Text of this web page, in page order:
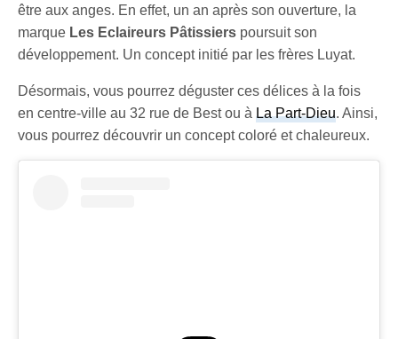
être aux anges. En effet, un an après son ouverture, la
marque Les Eclaireurs Pâtissiers poursuit son
développement. Un concept initié par les frères Luyat.
Désormais, vous pourrez déguster ces délices à la fois
en centre-ville au 32 rue de Best ou àLa Part-Dieu. Ainsi,
vous pourrez découvrir un concept coloré et chaleureux.